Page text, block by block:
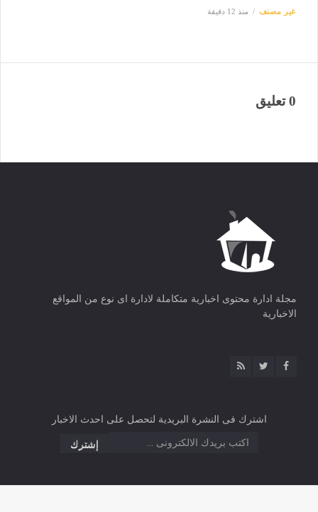
غير مصنف منذ 12 دقيقة
0 تعليق
مجلة ادارة محتوى اخبارية متكاملة لادارة اى نوع من المواقع
الاخبارية
اشترك فى النشرة البريدية لتحصل على احدث الاخبار